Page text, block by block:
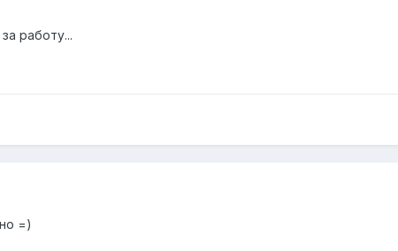
работу...
=)